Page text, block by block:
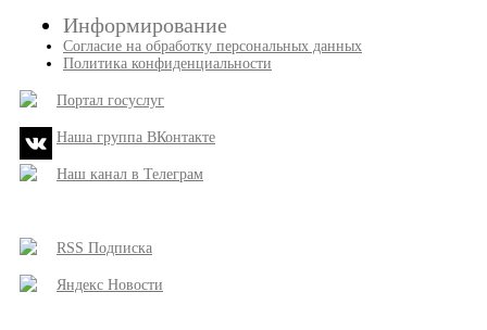
Информирование
Согласие на обработку персональных данных
Политика конфиденциальности
Портал госуслуг
Наша группа ВКонтакте
Наш канал в Телеграм
RSS Подписка
Яндекс Новости